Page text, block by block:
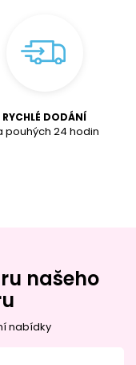
RYCHLÉ DODÁNÍ
pouhých 24 hodin
našeho
nabídky